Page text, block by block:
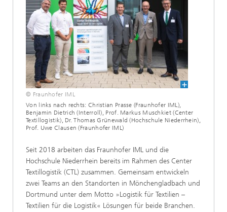
© Fraunhofer IML
Von links nach rechts: Christian Prasse (Fraunhofer IML),
Benjamin Dietrich (Interroll), Prof. Markus Muschkiet (Center
Textillogistik), Dr. Thomas Grünewald (Hochschule Niederrhein),
Prof. Uwe Clausen (Fraunhofer IML)
Seit 2018 arbeiten das Fraunhofer IML und die
Hochschule Niederrhein bereits im Rahmen des Center
Textillogistik (CTL) zusammen. Gemeinsam entwickeln
zwei Teams an den Standorten in Mönchengladbach und
Dortmund unter dem Motto »Logistik für Textilien –
Textilien für die Logistik« Lösungen für beide Branchen.